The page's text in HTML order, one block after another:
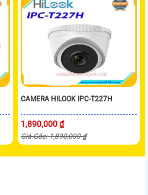
CAMERA HILOOK IPC-T227H
1,890,000 ₫
Giá Gốc: 1,890,000 ₫